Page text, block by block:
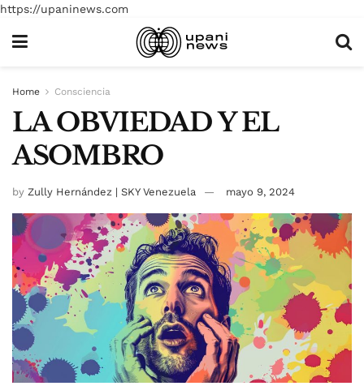
https://upaninews.com
Home Consciencia
LA OBVIEDAD Y EL
ASOMBRO
by Zully Hernández | SKY Venezuela mayo 9, 2024